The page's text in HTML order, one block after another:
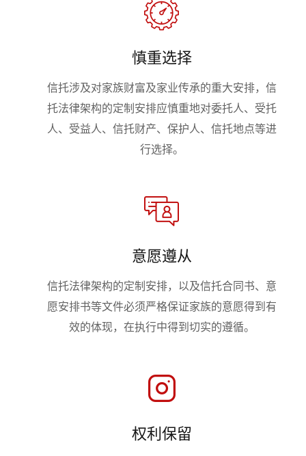
慎重选择
信托涉及对家族财富及家业传承的重大安排，信
托法律架构的定制安排应慎重地对委托人、受托
人、受益人、信托财产、保护人、信托地点等进
行选择。
意愿遵从
信托法律架构的定制安排，以及信托合同书、意
愿安排书等文件必须严格保证家族的意愿得到有
效的体现，在执行中得到切实的遵循。
权利保留